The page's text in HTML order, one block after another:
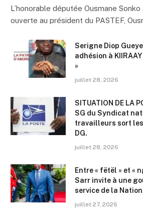
L’honorable députée Ousmane
ouverte au président du PASTEF,
Serigne Diop
adhésion à
»
juillet 28, 2026
SITUATION DE LA
SG du Syndicat
travailleurs sort
DG.
juillet 28, 2026
Entre « fëtël » et «
Sarr invite à une
service de la
juillet 27, 2026